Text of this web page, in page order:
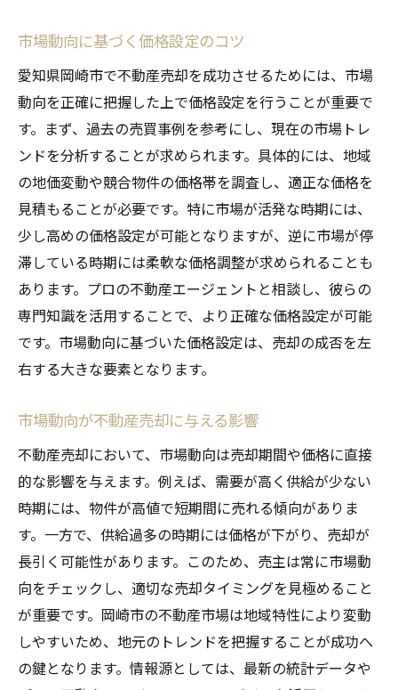
購入希望者との関係構築の方法
交渉を成功させるためのステップ
売却後の手続きとその流れ
成功事例から学ぶ効果的な売却アプローチ
市場動向に基づく価格設定のコツ
愛知県岡崎市で不動産売却を成功させるためには、市場
動向を正確に把握した上で価格設定を行うことが重要で
す。まず、過去の売買事例を参考にし、現在の市場トレ
ンドを分析することが求められます。具体的には、地域
の地価変動や競合物件の価格帯を調査し、適正な価格を
見積もることが必要です。特に市場が活発な時期には、
少し高めの価格設定が可能となりますが、逆に市場が停
滞している時期には柔軟な価格調整が求められることも
あります。プロの不動産エージェントと相談し、彼らの
専門知識を活用することで、より正確な価格設定が可能
です。市場動向に基づいた価格設定は、売却の成否を左
右する大きな要素となります。
市場動向が不動産売却に与える影響
不動産売却において、市場動向は売却期間や価格に直接
的な影響を与えます。例えば、需要が高く供給が少ない
時期には、物件が高値で短期間に売れる傾向がありま
す。一方で、供給過多の時期には価格が下がり、売却が
長引く可能性があります。このため、売主は常に市場動
向をチェックし、適切な売却タイミングを見極めること
が重要です。岡崎市の不動産市場は地域特性により変動
しやすいため、地元のトレンドを把握することが成功へ
の鍵となります。情報源としては、最新の統計データや